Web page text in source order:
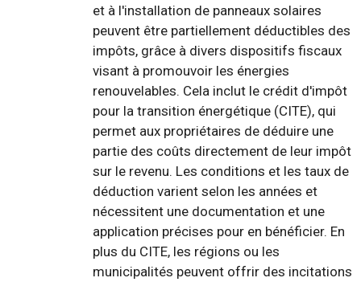
et à l'installation de panneaux solaires
peuvent être partiellement déductibles des
impôts, grâce à divers dispositifs fiscaux
visant à promouvoir les énergies
renouvelables. Cela inclut le crédit d'impôt
pour la transition énergétique (CITE), qui
permet aux propriétaires de déduire une
partie des coûts directement de leur impôt
sur le revenu. Les conditions et les taux de
déduction varient selon les années et
nécessitent une documentation et une
application précises pour en bénéficier. En
plus du CITE, les régions ou les
municipalités peuvent offrir des incitations